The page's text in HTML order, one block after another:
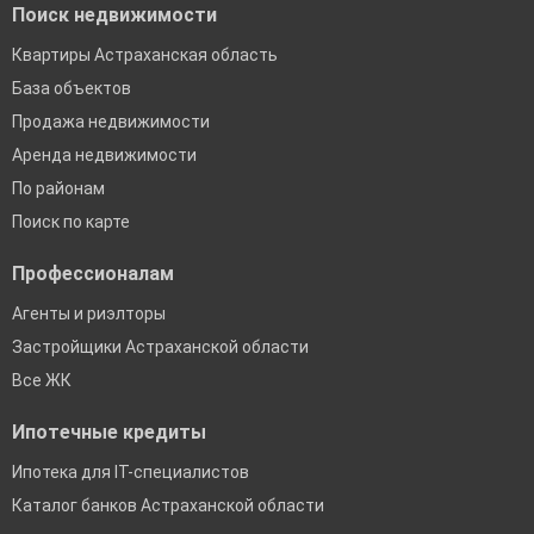
Поиск недвижимости
Квартиры Астраханская область
База объектов
Продажа недвижимости
Аренда недвижимости
По районам
Поиск по карте
Профессионалам
Агенты и риэлторы
Застройщики Астраханской области
Все ЖК
Ипотечные кредиты
Ипотека для IT-специалистов
Каталог банков Астраханской области